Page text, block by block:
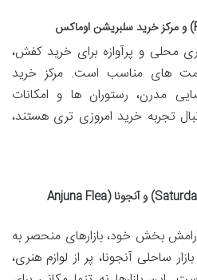
محلی و پرآوازه برای خرید کفش،
های مناسب است. مرکز خرید
مدرن، رستوران ها و امکانات
تجربه خرید امروزی تری هستند،
بازار شبانه شنبه (Saturday Night Market) و آنجونا (Anjuna Flea
بخش خود، بازارهای منحصر به
ساحلی آنجونا، پر از لوازم هنری،